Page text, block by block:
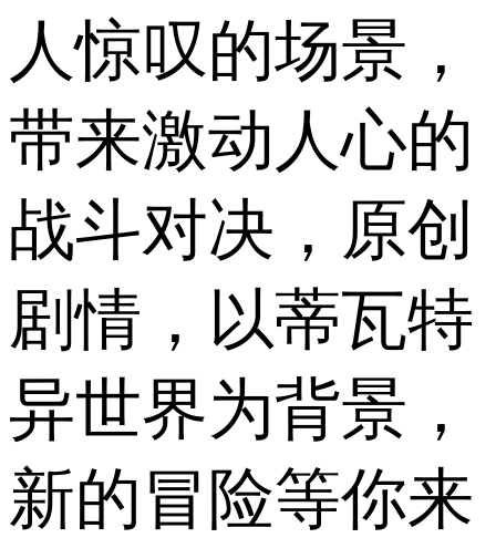
人惊叹的场景，
带来激动人心的
战斗对决，原创
剧情，以蒂瓦特
异世界为背景，
新的冒险等你来